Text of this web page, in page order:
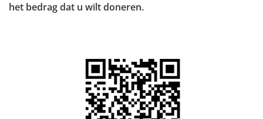
het bedrag dat u wilt doneren.